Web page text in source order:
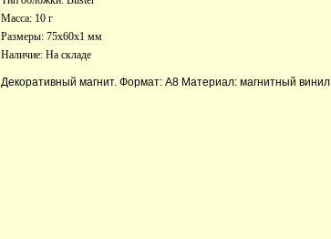
Масса: 10 г
Размеры: 75x60x1 мм
Наличие: На складе
Декоративный магнит. Формат: А8 Материал: магнитный винил.